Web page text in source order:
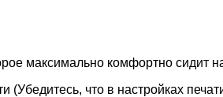
максимально комфортно сидит
(Убедитесь, что в настройках